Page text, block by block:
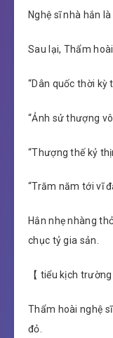
Nghệ sĩ nhà hắn
Sau lại, Thẩm
“Dân quốc thời kỳ
“Ảnh sử thượng
“Thượng thế kỷ
“Trăm năm tới vĩ
Hắn nhẹ nhàng
chục tỷ gia sản.
【 tiểu kịch trường
Thẩm hoài nghệ
đỏ.